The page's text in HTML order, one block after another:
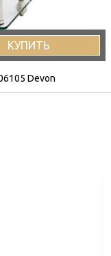
КУПИТЬ
Devon